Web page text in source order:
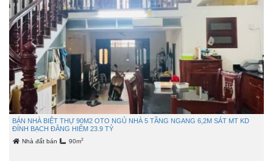
BÁN NHÀ BIỆT THỰ 90M2 OTO NGỦ NHÀ 5 TẦNG NGANG 6,2M SÁT MT KD
ĐỈNH BẠCH ĐẰNG HIẾM 23.9 TỶ
Nhà đất bán 90m2